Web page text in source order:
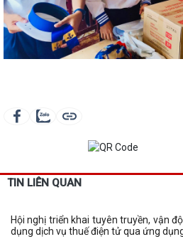
TIN LIÊN QUAN
Hội nghị triển khai tuyên truyền, vận
dụng dịch vụ thuế điện tử qua ứng